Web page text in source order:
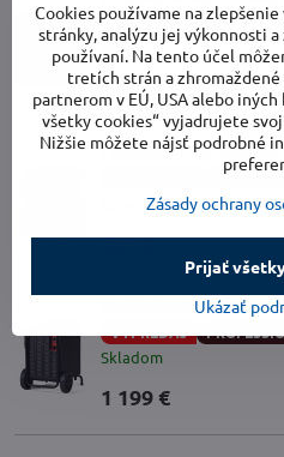
VÝPREDAJ
Skladom
879 €
Profesionálny
Skladom
969 €
Profesionálny
VÝPREDAJ
Skladom
1 199 €
Cookies používame na
stránky, analýzu jej výkonnosti
používaní. Na tento účel
tretích strán a
partnerom v EÚ, USA alebo
všetky cookies“ vyjadrujete
Nižšie môžete nájsť podrobné
Zásady ochrany
Ukázať
Prijať